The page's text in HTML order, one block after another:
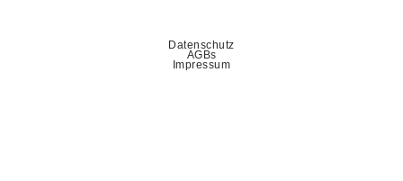
Datenschutz
AGBs
Impressum